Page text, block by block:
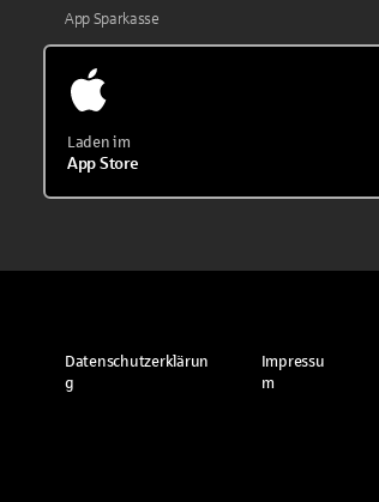
App Sparkasse
Laden im
App Store
Datenschutzerklärun
g
Impressu
m